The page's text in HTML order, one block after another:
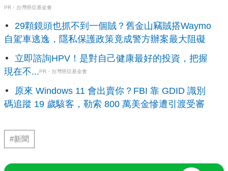
PR・台灣癌症基金會
29顆鏡頭也抓不到一個賊？舊金山竊賊搭Waymo
自駕車逃逸，隱私保護政策竟成警方辦案最大阻礙
立即諮詢HPV！是對自己健康最好的投資，把握
現在不...PR・台灣癌症基金會
原來 Windows 11 會出賣你？FBI 靠 GDID 識別
碼追蹤 19 歲駭客，勒索 800 萬美金慘遭引渡受審
#新聞